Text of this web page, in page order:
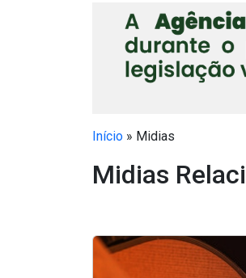
Início » Midias
Midias